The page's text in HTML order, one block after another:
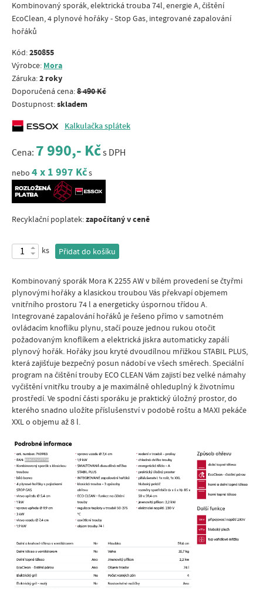
Kombinovaný sporák, elektrická trouba 74l, energie A, čištění
EcoClean, 4 plynové hořáky - Stop Gas, integrované zapalování
hořáků
Kód:250855
Výrobce: Mora
Záruka:2 roky
Doporučená cena:8 490 Kč
Dostupnost:skladem
Kalkulačka splátek
Cena: 7 990,- Kčs DPH
nebo 4 x 1 997 Kčs
Recyklační poplatek:započítaný v ceně
ks Přidat do košíku
Kombinovaný sporák Mora K 2255 AW v bílém provedení se čtyřmi
plynovými hořáky a klasickou troubou Vás překvapí objemem
vnitřního prostoru 74 l a energeticky úspornou třídou A.
Integrované zapalování hořáků je řešeno přímo v samotném
ovládacím knoflíku plynu, stačí pouze jednou rukou otočit
požadovaným knoflíkem a elektrická jiskra automaticky zapálí
plynový hořák. Hořáky jsou kryté dvoudílnou mřížkou STABIL PLUS,
která zajišťuje bezpečný posun nádobí ve všech směrech. Speciální
program na čištění trouby ECO CLEAN Vám zajistí bez velké námahy
vyčištění vnitřku trouby a je maximálně ohleduplný k životnímu
prostředí. Ve spodní části sporáku je praktický úložný prostor, do
kterého snadno uložíte příslušenství v podobě roštu a MAXI pekáče
XXL o objemu až 8 l.